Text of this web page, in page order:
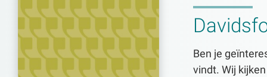
Ben je
vindt. Wij